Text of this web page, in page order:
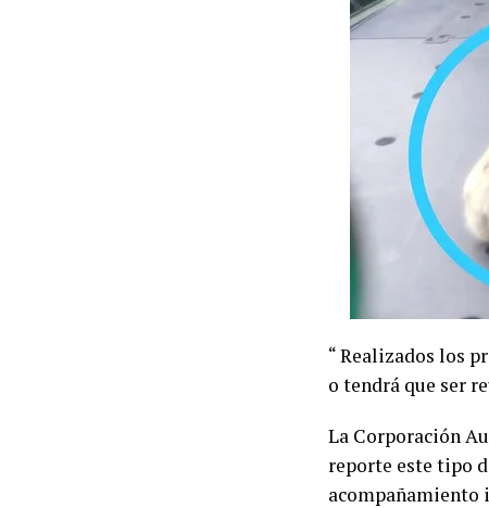
“ Realizados los
o tendrá que ser
La Corporación
reporte este tipo
acompañamiento